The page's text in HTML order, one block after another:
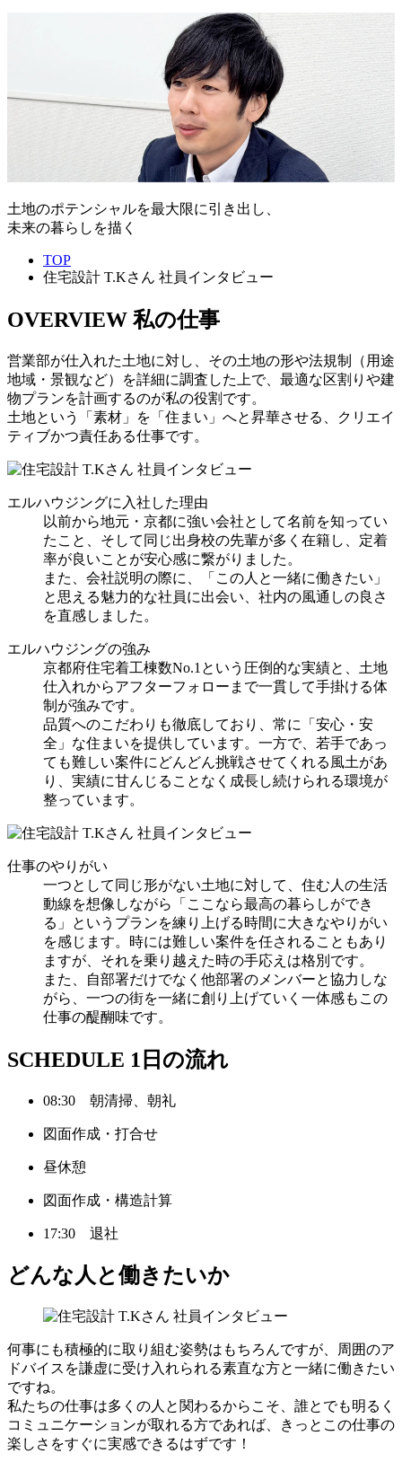
土地のポテンシャルを最大限に引き出し、
未来の暮らしを描く
TOP
住宅設計 T.Kさん 社員インタビュー
OVERVIEW 私の仕事
営業部が仕入れた土地に対し、その土地の形や法規制（用途
地域・景観など）を詳細に調査した上で、最適な区割りや建
物プランを計画するのが私の役割です。
土地という「素材」を「住まい」へと昇華させる、クリエイ
ティブかつ責任ある仕事です。
エルハウジングに入社した理由
以前から地元・京都に強い会社として名前を知ってい
たこと、そして同じ出身校の先輩が多く在籍し、定着
率が良いことが安心感に繋がりました。
また、会社説明の際に、「この人と一緒に働きたい」
と思える魅力的な社員に出会い、社内の風通しの良さ
を直感しました。
エルハウジングの強み
京都府住宅着工棟数No.1という圧倒的な実績と、土地
仕入れからアフターフォローまで一貫して手掛ける体
制が強みです。
品質へのこだわりも徹底しており、常に「安心・安
全」な住まいを提供しています。一方で、若手であっ
ても難しい案件にどんどん挑戦させてくれる風土があ
り、実績に甘んじることなく成長し続けられる環境が
整っています。
仕事のやりがい
一つとして同じ形がない土地に対して、住む人の生活
動線を想像しながら「ここなら最高の暮らしができ
る」というプランを練り上げる時間に大きなやりがい
を感じます。時には難しい案件を任されることもあり
ますが、それを乗り越えた時の手応えは格別です。
また、自部署だけでなく他部署のメンバーと協力しな
がら、一つの街を一緒に創り上げていく一体感もこの
仕事の醍醐味です。
SCHEDULE 1日の流れ
08:30 朝清掃、朝礼
図面作成・打合せ
昼休憩
図面作成・構造計算
17:30 退社
どんな人と働きたいか
何事にも積極的に取り組む姿勢はもちろんですが、周囲のア
ドバイスを謙虚に受け入れられる素直な方と一緒に働きたい
ですね。
私たちの仕事は多くの人と関わるからこそ、誰とでも明るく
コミュニケーションが取れる方であれば、きっとこの仕事の
楽しさをすぐに実感できるはずです！